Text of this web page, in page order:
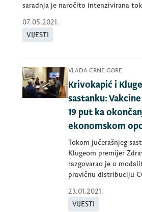
saradnja je naročito intenzivirana
07.05.2021.
VIJESTI
VLADA CRNE GORE
Krivokapić i
sastanku:
19 put ka
ekonomskom
Tokom jučerašnjeg
Klugeom premijer
razgovarao je o
pravičnu distribuciju
23.01.2021.
VIJESTI